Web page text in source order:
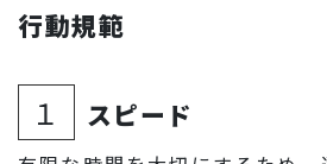
行動規範
１ スピード